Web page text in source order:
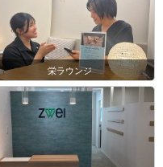
栄ラウンジ